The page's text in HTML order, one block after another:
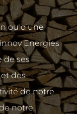
ou d’une
Energies
de ses
des
de notre
notre